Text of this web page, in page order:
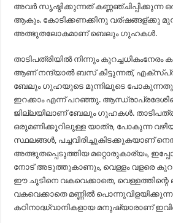
അവർ സൃഷ്ഠിക്കുന്നത്
ആകും. കോടിക്കണക്കിനു വര്ഷങ്ങള്ക്കു
അത്ഭുതലോകമാണ് ബെലും ഗുഹകൾ.
താടിപത്രിയിൽ നിന്നും കുറച്ചധികംനേരം
ആണ് നന്ദ്യാൽ ബസ് കിട്ടുന്നത്,
ബേലും ഗുഹയുടെ മുന്നിലൂടെ
ഇറക്കാം എന്ന് പറഞ്ഞു.
ജില്ലയിലാണ് ബേലും ഗുഹകൾ.
ഒരുമണിക്കൂറിലുള്ള യാത്ര, പോകുന്ന
സ്ഥലങ്ങൾ, പച്ചവിരിച്ചുകിടക്കുകയാണ്
അത്ഭുതപ്പെടുത്തിയ മറ്റൊരുകാര്യം,
നോട് അടുത്തുകാണും, വെള്ളം വളരെ
ഈ ചൂടിനെ വകവെക്കാതെ,
വകവെക്കാതെ മണ്ണിൽ
കഠിനാദ്ധ്വാനികളായ മനുഷ്യാരാണ്